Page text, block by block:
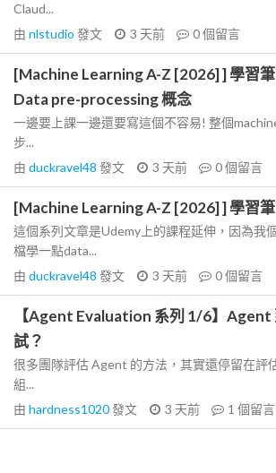
Claud...
由 nlstudio 發文 3 天前 0個留言
[Machine Learning A-Z [2026] ] 學習
Data pre-processing 概念
一邊要上課一邊還要寫這個不容易! 整個
步...
由 duckravel48 發文 3 天前 0個留言
[Machine Learning A-Z [2026] ] 學習
這個系列文章是Udemy上的課程延伸，因為我
檔學一點data...
由 duckravel48 發文 3 天前 0個留言
【Agent Evaluation 系列 1/6】Agent
試？
很多團隊評估 Agent 的方法，其實還停留在評
組...
由 hardness1020發文 3 天前 1 個留言